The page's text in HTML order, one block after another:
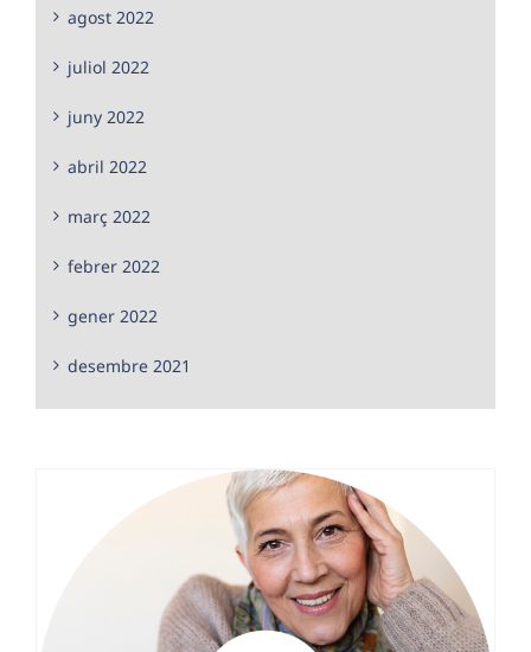
agost 2022
juliol 2022
juny 2022
abril 2022
març 2022
febrer 2022
gener 2022
desembre 2021